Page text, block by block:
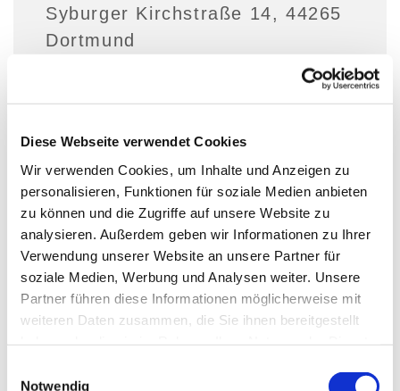
Diese Webseite verwendet Cookies
Wir verwenden Cookies, um Inhalte und Anzeigen zu
personalisieren, Funktionen für soziale Medien anbieten
zu können und die Zugriffe auf unsere Website zu
analysieren. Außerdem geben wir Informationen zu Ihrer
Verwendung unserer Website an unsere Partner für
soziale Medien, Werbung und Analysen weiter. Unsere
Partner führen diese Informationen möglicherweise mit
weiteren Daten zusammen, die Sie ihnen bereitgestellt
Notwendig
Syburger Kirchstraße 14, 44265
Dortmund